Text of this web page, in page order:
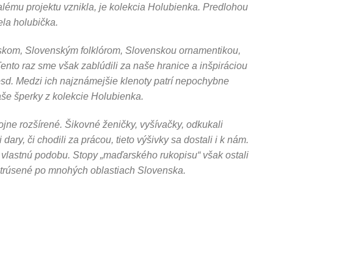
projektu vznikla, je kolekcia Holubienka. Predlohou
holubička.
Slovenským folklórom, Slovenskou ornamentikou,
raz sme však zablúdili za naše hranice a inšpiráciou
Medzi ich najznámejšie klenoty patrí nepochybne
šperky z kolekcie Holubienka.
rozšírené. Šikovné ženičky, vyšívačky, odkukali
či chodili za prácou, tieto výšivky sa dostali i k nám.
podobu. Stopy „maďarského rukopisu“ však ostali
po mnohých oblastiach Slovenska.